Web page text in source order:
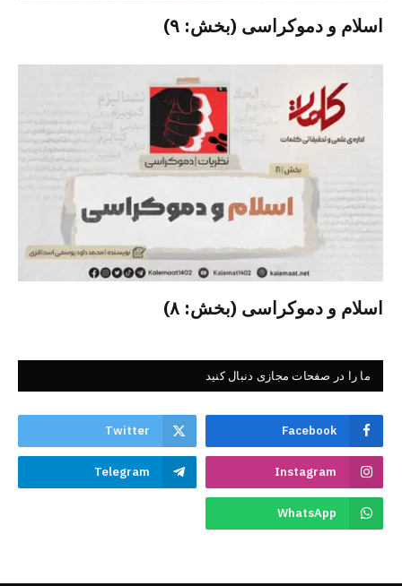
اسلام و دموکراسی (بخش: ۹)
اسلام و دموکراسی (بخش: ۸)
ما را در صفحات مجازی دنبال کنید
Facebook
Twitter
Instagram
Telegram
WhatsApp